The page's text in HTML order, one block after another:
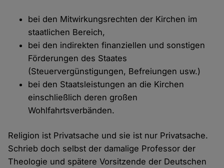
bei den Mitwirkungsrechten der Kirchen im
staatlichen Bereich,
bei den indirekten finanziellen und sonstigen
Förderungen des Staates
(Steuervergünstigungen, Befreiungen usw.)
bei den Staatsleistungen an die Kirchen
einschließlich deren großen
Wohlfahrtsverbänden.
Religion ist Privatsache und sie ist nur Privatsache.
Schrieb doch selbst der damalige Professor der
Theologie und spätere Vorsitzende der Deutschen